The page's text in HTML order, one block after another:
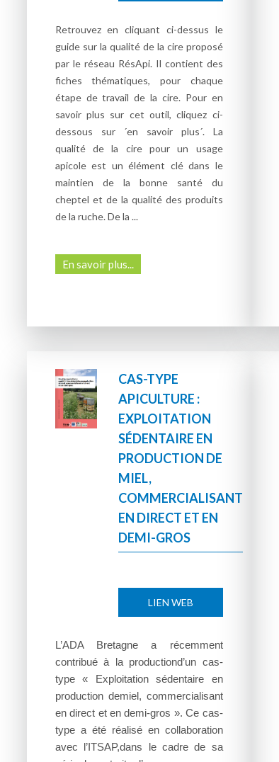
Retrouvez en cliquant ci-dessus le
guide sur la qualité de la cire proposé
par le réseau RésApi. Il contient des
fiches thématiques, pour chaque
étape de travail de la cire. Pour en
savoir plus sur cet outil, cliquez ci-
dessous sur ´en savoir plus´. La
qualité de la cire pour un usage
apicole est un élément clé dans le
maintien de la bonne santé du
cheptel et de la qualité des produits
de la ruche. De la ...
En savoir plus...
CAS-TYPE
APICULTURE :
EXPLOITATION
SÉDENTAIRE EN
PRODUCTION DE
MIEL,
COMMERCIALISANT
EN DIRECT ET EN
DEMI-GROS
LIEN WEB
L’ADA Bretagne a récemment
contribué à la productiond’un cas-
type « Exploitation sédentaire en
production demiel, commercialisant
en direct et en demi-gros ».Ce cas-
type a été réalisé en collaboration
avec l’ITSAP,dans le cadre de sa